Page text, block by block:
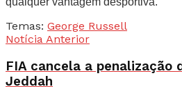
Temas: George Russell
Notícia Anterior
FIA cancela a penalização
Jeddah